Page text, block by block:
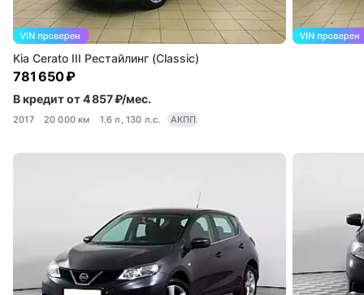
Kia Cerato III Рестайлинг (Classic)
781 650 ₽
В кредит от 4 857 ₽/мес.
2017 20 000 км 1.6 л, 130 л.с. АКПП